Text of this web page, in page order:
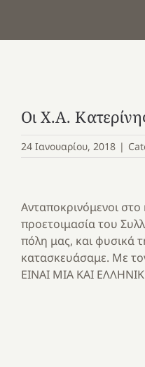
Οι Χ.Α.
24 Ιανουαρίου, 2018 |
Ανταποκρινόμενοι
προετοιμασία του
πόλη μας, και φυσικά
κατασκευάσαμε. Με
ΕΙΝΑΙ ΜΙΑ ΚΑΙ